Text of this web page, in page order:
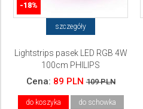
-18%
szczegóły
Lightstrips pasek LED RGB 4W
100cm PHILIPS
Cena: 89 PLN 109 PLN
do koszyka do schowka